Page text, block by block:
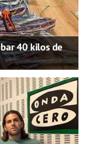
40 kilos de